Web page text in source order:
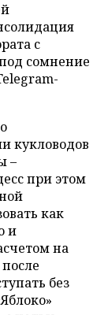
с
сомнение
кукловодов
–
при этом
как
и
на
без